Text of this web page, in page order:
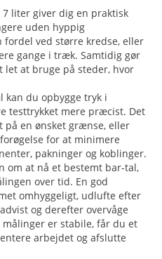
liter giver dig en praktisk
uden hyppig
ved større kredse, eller
gange i træk. Samtidig gør
at bruge på steder, hvor
kan du opbygge tryk i
testtrykket mere præcist. Det
en ønsket grænse, eller
for at minimere
pakninger og koblinger.
om at nå et bestemt bar-tal,
over tid. En god
omhyggeligt, udlufte efter
og derefter overvåge
er stabile, får du et
arbejdet og afslutte